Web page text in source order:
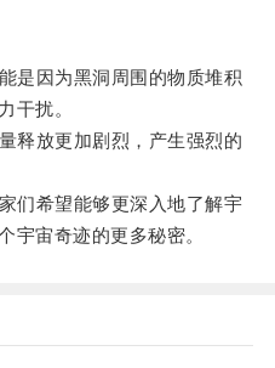
因为黑洞周围的物质堆积
干扰。
放更加剧烈，产生强烈的
希望能够更深入地了解宇
宇宙奇迹的更多秘密。